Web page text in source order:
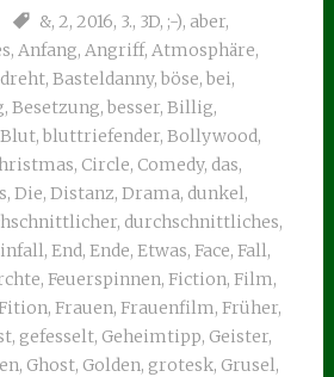
&, 2, 2016, 3., 3D, ;-), aber,
, Anfang, Angriff, Atmosphäre,
, Basteldanny, böse, bei,
, Besetzung, besser, Billig,
Blut, bluttriefender, Bollywood,
, Circle, Comedy, das,
, Die, Distanz, Drama, dunkel,
, durchschnittliches,
, End, Ende, Etwas, Face, Fall,
, Feuerspinnen, Fiction, Film,
, Frauen, Frauenfilm, Früher,
, gefesselt, Geheimtipp, Geister,
, Ghost, Golden, grotesk, Grusel,